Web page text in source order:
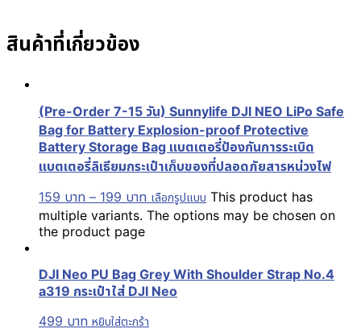
สินค้าที่เกี่ยวข้อง
(Pre-Order 7-15 วัน) Sunnylife DJI NEO LiPo Safe
Bag for Battery Explosion-proof Protective
Battery Storage Bag แบตเตอรี่ป้องกันการระเบิด
แบตเตอรี่ลิเธียมกระเป๋าเก็บของที่ปลอดภัยสารหน่วงไฟ
159 บาท – 199 บาท เลือกรูปแบบ This product has
multiple variants. The options may be chosen on
the product page
DJI Neo PU Bag Grey With Shoulder Strap No.4
a319 กระเป๋าใส่ DJI Neo
499 บาท หยิบใส่ตะกร้า